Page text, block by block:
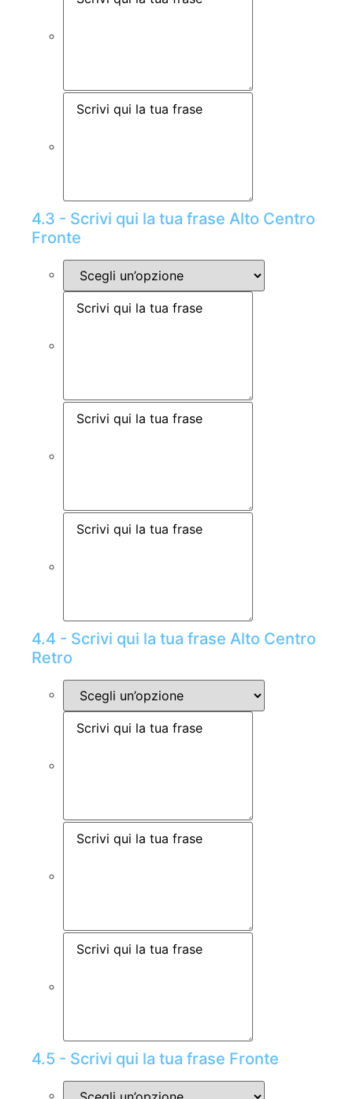
4.3 - Scrivi qui la tua frase Alto Centro
Fronte
4.4 - Scrivi qui la tua frase Alto Centro
Retro
4.5 - Scrivi qui la tua frase Fronte